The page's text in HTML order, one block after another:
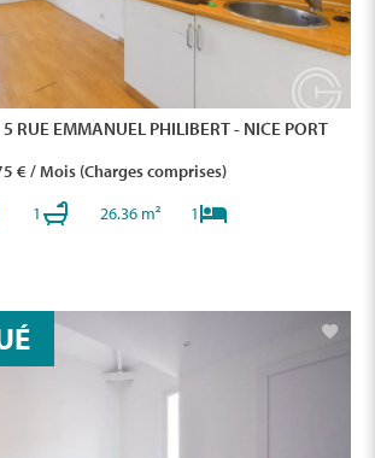
€ / Mois (Charges comprises)
1 26.36 m² 1
5 RUE EMMANUEL PHILIBERT - NICE PORT